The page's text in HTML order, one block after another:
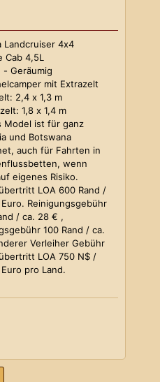
Landcruiser 4x4
Cab 4,5L
- Geräumig
mit Extrazelt
2,4 x 1,3 m
1,8 x 1,4 m
Model ist für ganz
und Botswana
auch für Fahrten in
wenn
eigenes Risiko.
LOA 600 Rand /
Reinigungsgebühr
/ ca. 28 € ,
100 Rand / ca.
Verleiher Gebühr
LOA 750 N$ /
pro Land.